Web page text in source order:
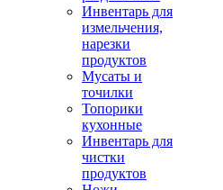
Инвентарь для
измельчения,
нарезки
продуктов
Мусаты и
точилки
Топорики
кухонные
Инвентарь для
чистки
продуктов